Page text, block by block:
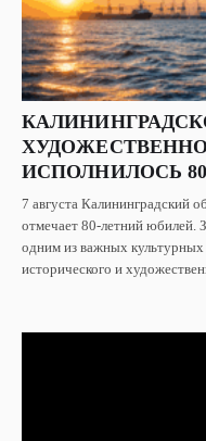
ИСПОЛНИЛОСЬ
7 августа Калининградский
отмечает 80-летний юбилей.
одним из важных культурных
исторического и